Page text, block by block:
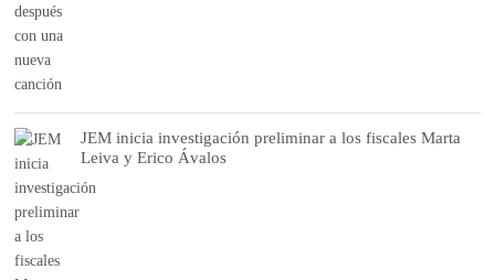
JEM inicia investigación preliminar a los fiscales Marta
Leiva y Erico Ávalos